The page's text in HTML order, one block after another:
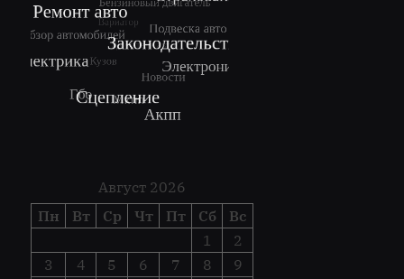
Август 2026
Пн
Вт Ср Чт Пт Сб
Вс
1
2
3
4 5 6 7 8 9